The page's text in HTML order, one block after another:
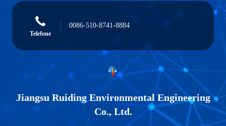
Telefone
0086-510-8741-8884
Jiangsu Ruiding Environmental Engineering
Co., Ltd.